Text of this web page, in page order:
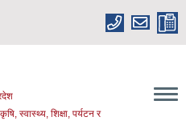
स्वास्थ्य, शिक्षा, पर्यटन र